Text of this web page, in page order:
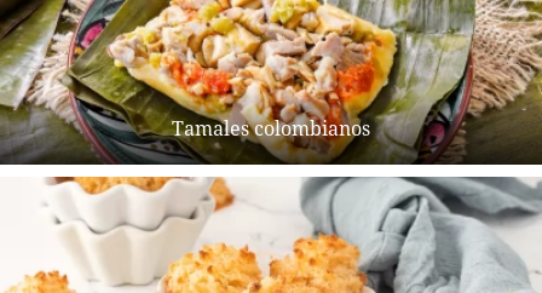
Tamales colombianos